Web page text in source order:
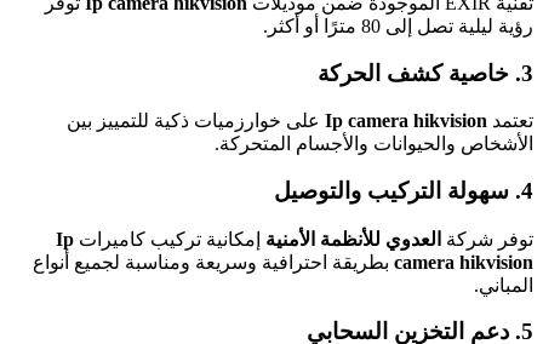
رؤية ليلية تصل إلى 80 مترًا أو أكثر.
3. خاصية كشف الحركة
تعتمد Ip camera hikvision على خوارزميات ذكية للتمييز بين
الأشخاص والحيوانات والأجسام المتحركة.
4. سهولة التركيب والتوصيل
توفر شركة العدوي للأنظمة الأمنية إمكانية تركيب كاميرات Ip
camera hikvision بطريقة احترافية وسريعة ومناسبة لجميع أنواع
المباني.
5. دعم التخزين السحابي